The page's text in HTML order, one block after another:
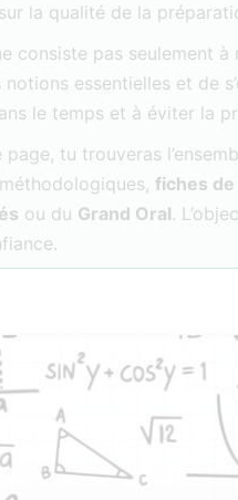
la qualité de la
consiste pas seulement à
essentielles et de
le temps et à éviter la
page, tu trouveras
fiches
ou du Grand Oral.